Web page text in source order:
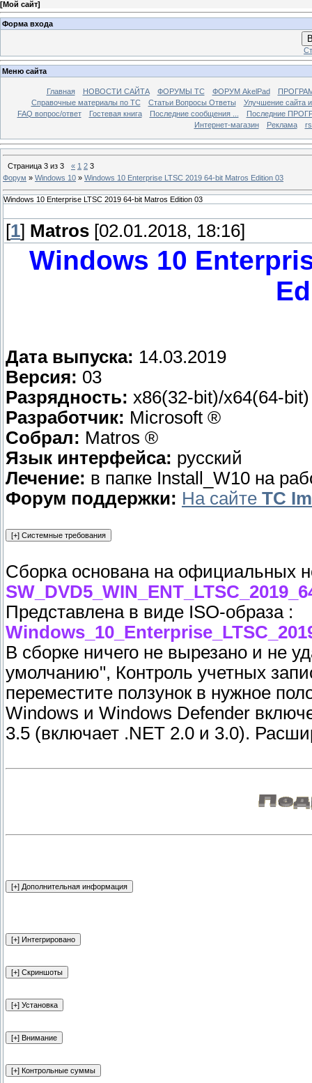
[Мой сайт]
Форма входа
Меню сайта
Главная НОВОСТИ САЙТА ФОРУМЫ TC ФОРУМ AkelPad
Справочные материалы по TС
Статьи Вопросы Ответы
Улучшение сайта
FAQ вопрос/ответ
Гостевая книга Последние сообщения ...
Последние
Интернет-магазин
Реклама
Страница 3 из 3 « 1 2 3
Форум » Windows 10 » Windows 10 Enterprise LTSC 2019 64-bit Matros Edition 03
Windows 10 Enterprise LTSC 2019 64-bit Matros Edition 03
[1] Matros [02.01.2018, 18:16]
Windows 10
Дата выпуска: 14.03.2019
Версия: 03
Разрядность: x86(32-bit)/x64(64-bit)
Разработчик: Microsoft ®
Собрал: Matros ®
Язык интерфейса: русский
Лечение: в папке Install_W10 на
Форум поддержки: На сайте TC
Сборка основана на официальных
Представлена в виде ISO-образа :
В сборке ничего не вырезано и не
умолчанию", Контроль учетных
переместите ползунок в нужное
Windows и Windows Defender
3.5 (включает .NET 2.0 и 3.0).